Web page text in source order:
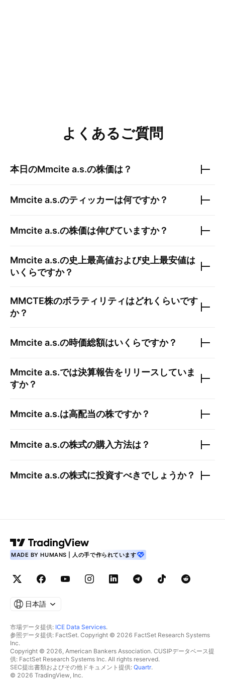
よくあるご質問
本日のMmcite a.s.の株価は？
Mmcite a.s.のティッカーは何ですか？
Mmcite a.s.の株価は伸びていますか？
Mmcite a.s.の史上最高値および史上最安値は
いくらですか？
MMCTE株のボラティリティはどれくらいです
か？
Mmcite a.s.の時価総額はいくらですか？
Mmcite a.s.では決算報告をリリースしていま
すか？
Mmcite a.s.は高配当の株ですか？
Mmcite a.s.の株式の購入方法は？
Mmcite a.s.の株式に投資すべきでしょうか？
MADE BY HUMANS | 人の手で作られています
日本語
市場データ提供: ICE Data Services.
参照データ提供: FactSet. Copyright © 2026 FactSet Research Systems
Inc.
Copyright © 2026, American Bankers Association. CUSIPデータベース提
供: FactSet Research Systems Inc. All rights reserved.
SEC提出書類およびその他ドキュメント提供: Quartr.
© 2026 TradingView, Inc.